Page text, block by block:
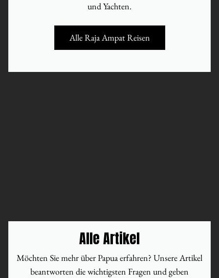
und Yachten.
Alle Raja Ampat Reisen
Alle Artikel
Möchten Sie mehr über Papua erfahren? Unsere Artikel
beantworten die wichtigsten Fragen und geben